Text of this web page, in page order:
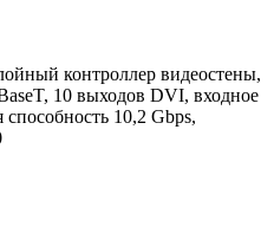
контроллер видеостены,
10 выходов DVI, входное
10,2 Gbps,